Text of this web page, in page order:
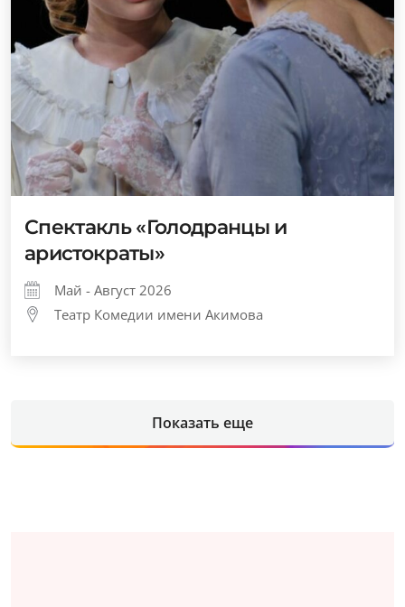
Спектакль «Голодранцы и
аристократы»
Май - Август 2026
Театр Комедии имени Акимова
Показать еще